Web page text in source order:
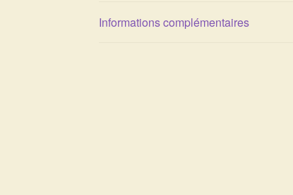
Informations complémentaires